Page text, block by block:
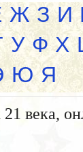
Ж З И
У Ф Х
Ю Я
века,